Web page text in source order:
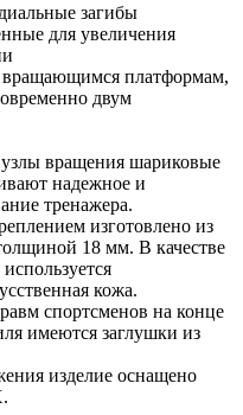
загибы
для увеличения
вращающимся платформам,
двум
вращения шариковые
надежное и
тренажера.
изготовлено из
18 мм. В качестве
кожа.
спортсменов на конце
имеются заглушки из
изделие оснащено